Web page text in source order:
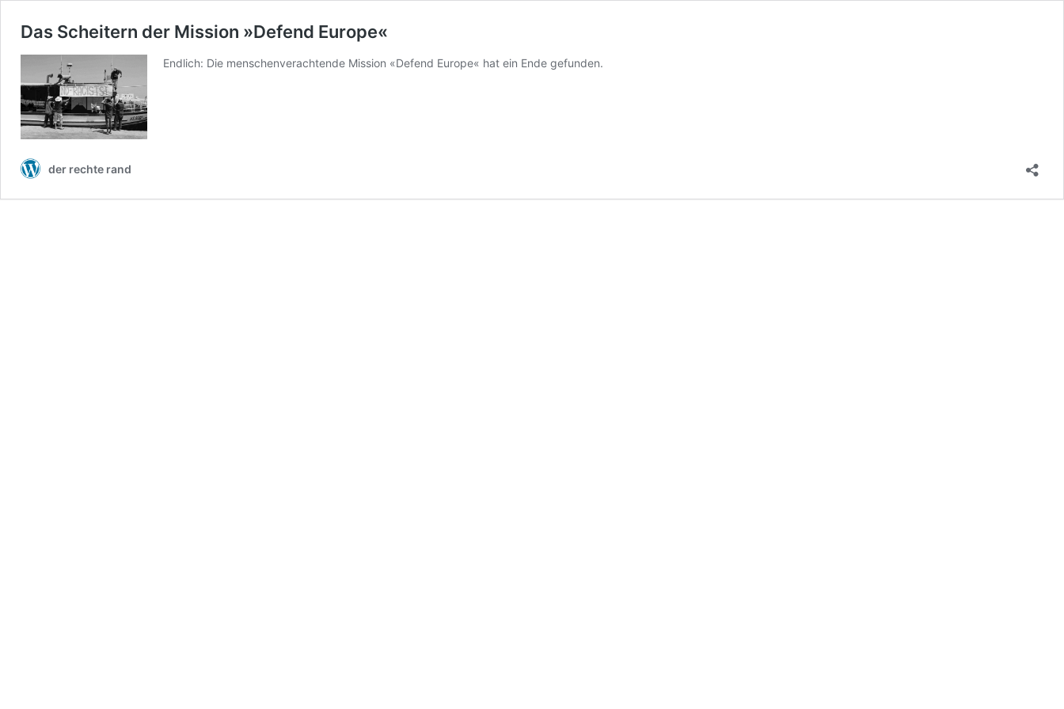
Das Scheitern der Mission »Defend Europe«
Endlich: Die menschenverachtende Mission «Defend Europe« hat ein Ende gefunden.
der rechte rand